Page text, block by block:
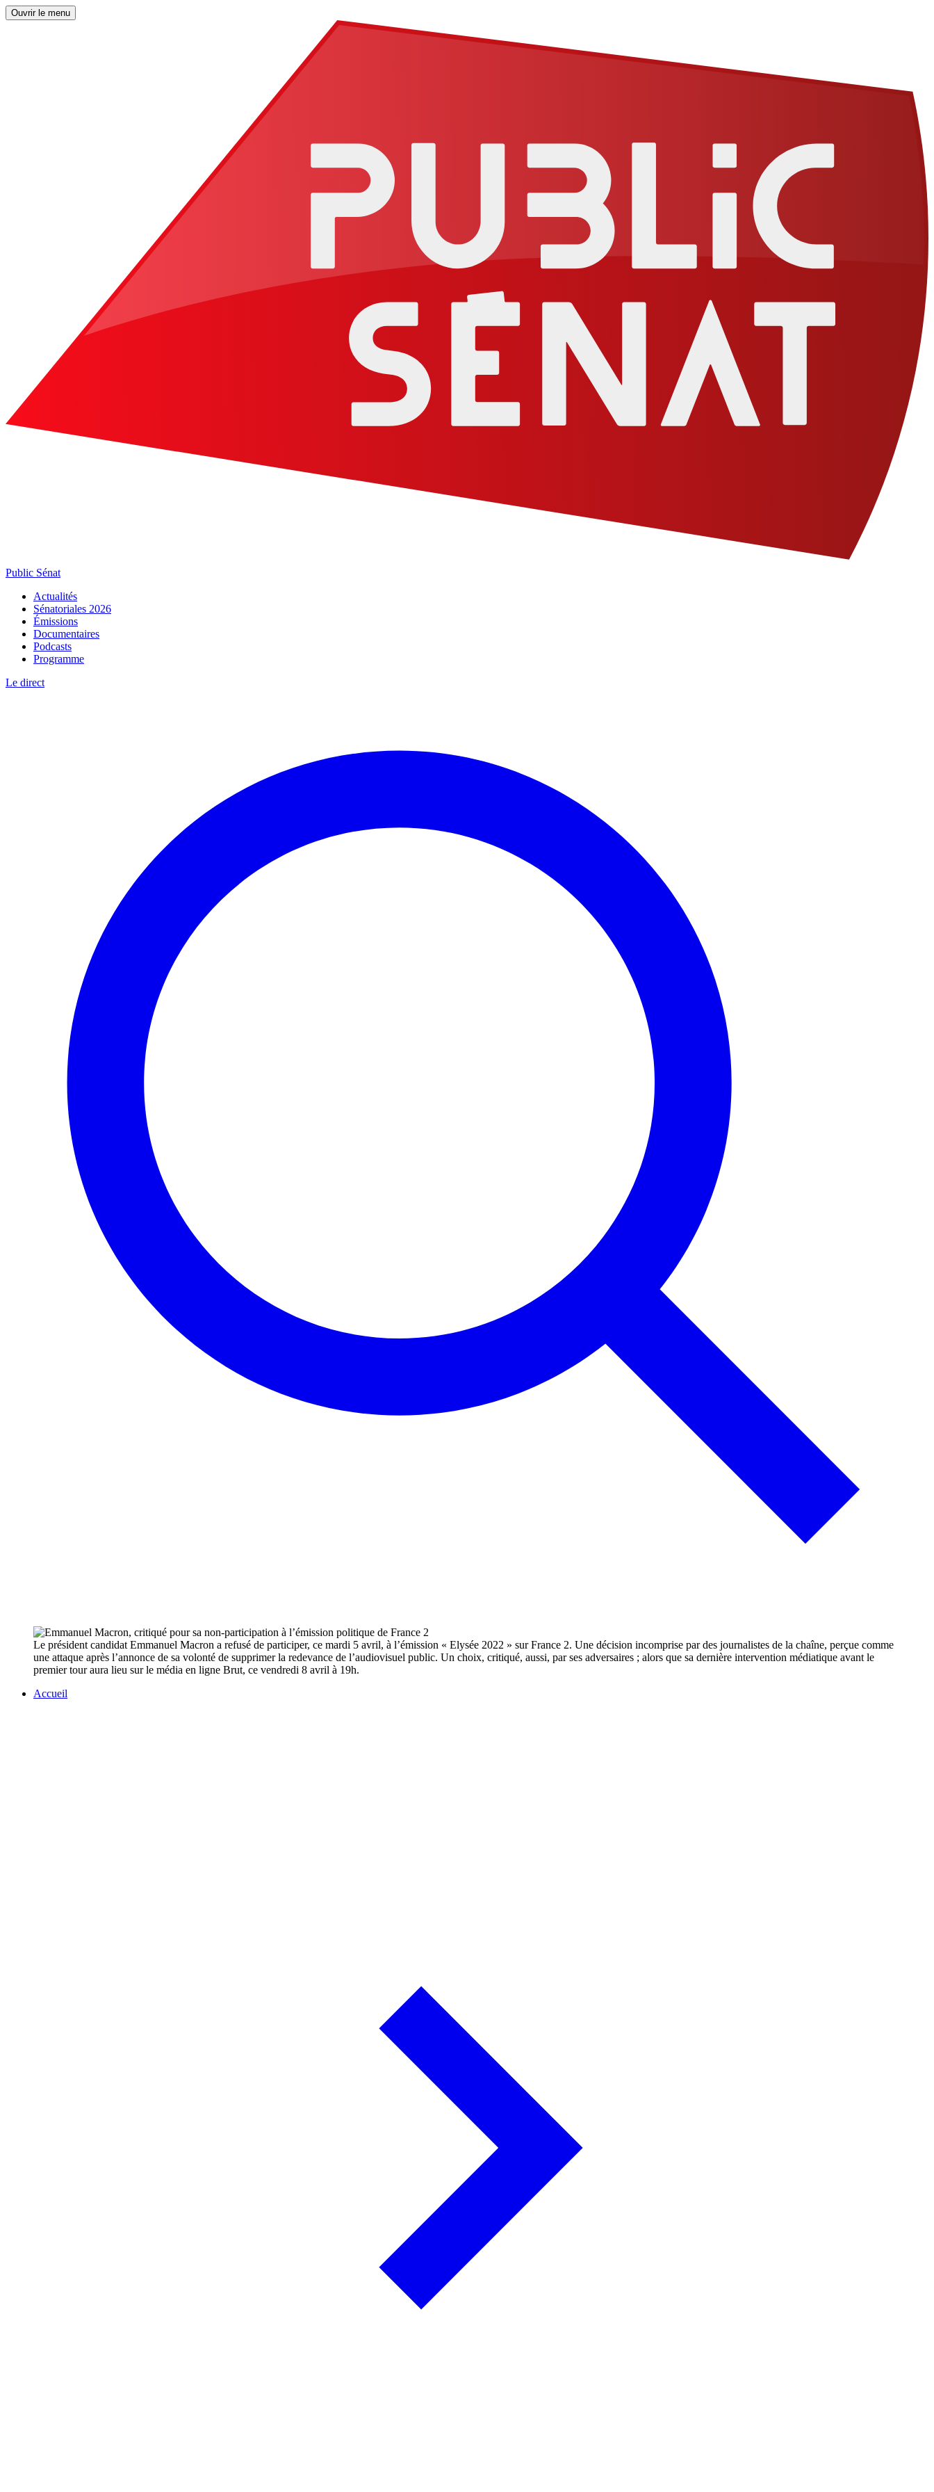
Ouvrir le menu
Public Sénat
Actualités
Sénatoriales 2026
Émissions
Documentaires
Podcasts
Programme
Le direct
Le président candidat Emmanuel Macron a refusé de participer, ce mardi 5 avril, à l’émission « Elysée 2022 » sur France 2. Une décision incomprise par des journalistes de la chaîne, perçue comme
une attaque après l’annonce de sa volonté de supprimer la redevance de l’audiovisuel public. Un choix, critiqué, aussi, par ses adversaires ; alors que sa dernière intervention médiatique avant le
premier tour aura lieu sur le média en ligne Brut, ce vendredi 8 avril à 19h.
Accueil